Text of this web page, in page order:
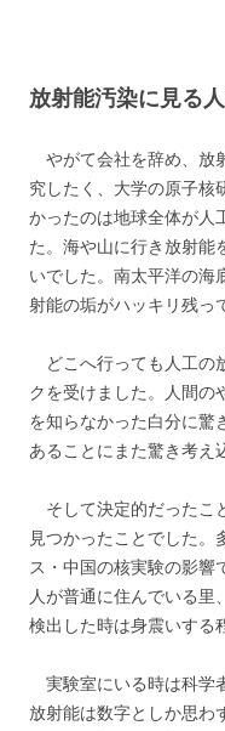
放射能汚染に見る
やがて会社を辞め、放
究したく、大学の原子核
かったのは地球全体が人
た。海や山に行き放射能
いでした。南太平洋の海
射能の垢がハッキリ残っ
どこへ行っても人工の
クを受けました。人間の
を知らなかった白分に驚
あることにまた驚き考え
そして決定的だったこ
見つかったことでした。
ス・中国の核実験の影響
人が普通に住んでいる里
検出した時は身震いする
実験室にいる時は科学
放射能は数字としか思わ